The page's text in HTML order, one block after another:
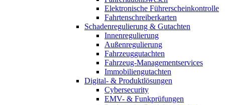
Elektronische Führerscheinkontrolle
Fahrtenschreiberkarten
Schadenregulierung & Gutachten
Innenregulierung
Außenregulierung
Fahrzeuggutachten
Fahrzeug-Managementservices
Immobiliengutachten
Digital- & Produktlösungen
Cybersecurity
EMV- & Funkprüfungen